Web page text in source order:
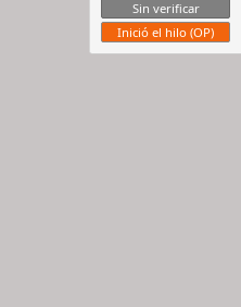
Sin verificar
Inició el hilo (OP)